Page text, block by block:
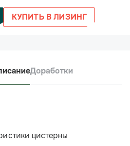
КУПИТЬ В ЛИЗИНГ
Доработки
цистерны